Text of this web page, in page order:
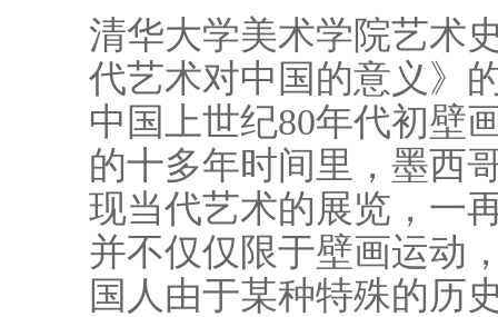
清华大学美术学院艺术
代艺术对中国的意义》
中国上世纪80年代初壁
的十多年时间里，墨西
现当代艺术的展览，一
并不仅仅限于壁画运动
国人由于某种特殊的历